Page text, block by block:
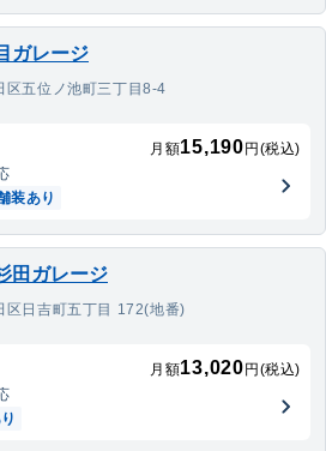
ガレージ
区五位ノ池町三丁目8-4
月額15,190 円(税込)
装あり
田ガレージ
区日吉町五丁目 172(地番)
月額13,020 円(税込)